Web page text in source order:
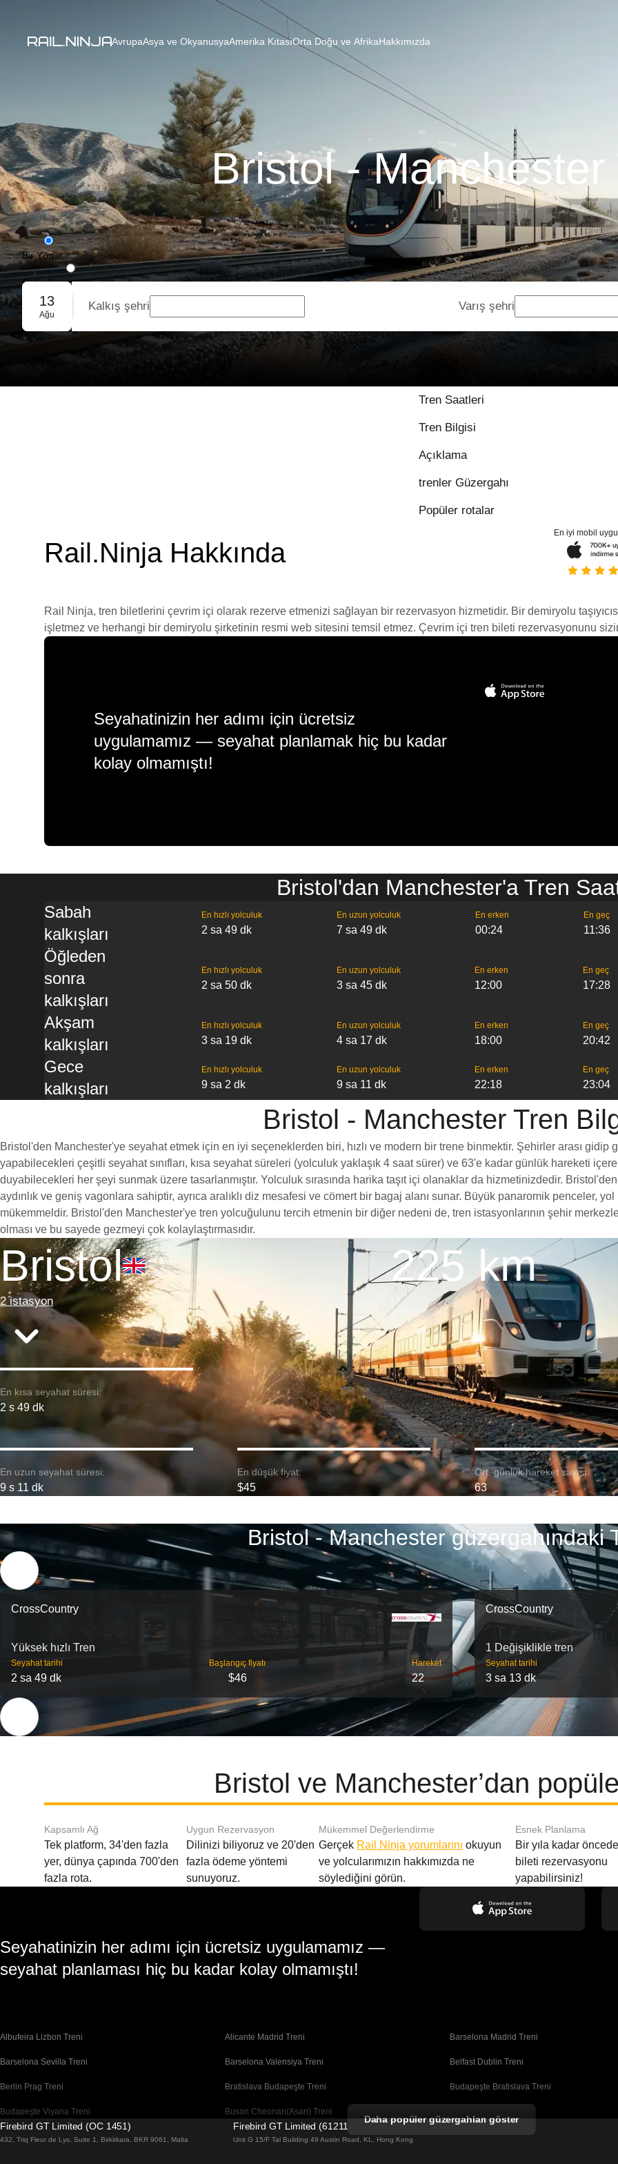
AvrupaAsya ve OkyanusyaAmerika KıtasıOrta Doğu ve AfrikaHakkımızda
Bristol - Manchester
Bir Yön
Gidiş-Dönüş
Grup Rezervasyonu
13
Ağu
Kalkış şehri Varış şehri
Tren Saatleri
Tren Bilgisi
Açıklama
trenler Güzergahı
Popüler rotalar
Rail.Ninja Hakkında
En iyi mobil
Rail Ninja, tren biletlerini çevrim içi olarak rezerve etmenizi sağlayan bir rezervasyon hizmetidir. Bir demiryolu
işletmez ve herhangi bir demiryolu şirketinin resmi web sitesini temsil etmez. Çevrim içi tren bileti rezervasyonunu
Seyahatinizin her adımı için ücretsiz
uygulamamız — seyahat planlamak hiç bu kadar
kolay olmamıştı!
Bristol'dan Manchester'a Tren
Sabah
kalkışları
En hızlı yolculuk
2 sa 49 dk
En uzun yolculuk
7 sa 49 dk
En erken
00:24
En geç
11:36
Öğleden
sonra
kalkışları
En hızlı yolculuk
2 sa 50 dk
En uzun yolculuk
3 sa 45 dk
En erken
12:00
En geç
17:28
Akşam
kalkışları
En hızlı yolculuk
3 sa 19 dk
En uzun yolculuk
4 sa 17 dk
En erken
18:00
En geç
20:42
Gece
kalkışları
En hızlı yolculuk
9 sa 2 dk
En uzun yolculuk
9 sa 11 dk
En erken
22:18
En geç
23:04
Bristol - Manchester Tren
Bristol'den Manchester'ye seyahat etmek için en iyi seçeneklerden biri, hızlı ve modern bir trene binmektir. Şehirler arası gidip
yapabilecekleri çeşitli seyahat sınıfları, kısa seyahat süreleri (yolculuk yaklaşık 4 saat sürer) ve 63'e kadar günlük hareketi
duyabilecekleri her şeyi sunmak üzere tasarlanmıştır. Yolculuk sırasında harika taşıt içi olanaklar da hizmetinizdedir.
aydınlık ve geniş vagonlara sahiptir, ayrıca aralıklı diz mesafesi ve cömert bir bagaj alanı sunar. Büyük panaromik penceler,
mükemmeldir. Bristol'den Manchester'ye tren yolcuğulunu tercih etmenin bir diğer nedeni de, tren istasyonlarının şehir
olması ve bu sayede gezmeyi çok kolaylaştırmasıdır.
Bristol
2 istasyon
225 km
En kısa seyahat süresi:
2 s 49 dk
En uzun seyahat süresi:
9 s 11 dk
En düşük fiyat:
$45
Ort. günlük hareket sayısı:
63
Bristol - Manchester güzergahındaki
CrossCountry
Yüksek hızlı Tren
Seyahat tarihi
2 sa 49 dk
Başlangıç ​​fiyatı
$46
Hareket
22
CrossCountry
1 Değişiklikle tren
Seyahat tarihi
3 sa 13 dk
Bristol ve Manchester’dan
Kapsamlı Ağ
Tek platform, 34'den fazla
yer, dünya çapında 700'den
fazla rota.
Uygun Rezervasyon
Dilinizi biliyoruz ve 20'den
fazla ödeme yöntemi
sunuyoruz.
Mükemmel Değerlendirme
Gerçek Rail Ninja yorumlarını okuyun
ve yolcularımızın hakkımızda ne
söylediğini görün.
Esnek Planlama
Bir yıla kadar
bileti rezervasyonu
yapabilirsiniz!
Seyahatinizin her adımı için ücretsiz uygulamamız —
seyahat planlaması hiç bu kadar kolay olmamıştı!
Albufeira Lizbon Treni Alicante Madrid Treni Barselona Madrid Treni
Barselona Sevilla Treni Barselona Valensiya Treni Belfast Dublin Treni
Berlin Prag Treni Bratislava Budapeşte Treni Budapeşte Bratislava Treni
Budapeşte Viyana Treni Busan Cheonan(Asan) Treni
Cheonan(Asan) Busan Treni Coimbra Lizbon Treni
Daha popüler güzergahları göster
Firebird GT Limited (OC 1451)
432, Triq Fleur de Lys, Suite 1, Birkirkara, BKR 9061, Malta
Firebird GT Limited (61211989)
Unit G 15/F Tal Building 49 Austin Road, KL, Hong Kong